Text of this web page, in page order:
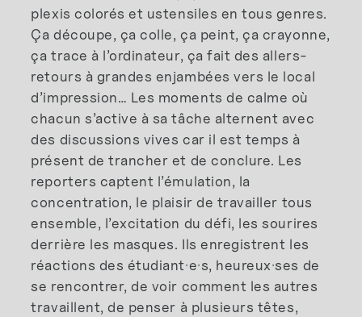
plexis colorés et ustensiles en tous genres.
Ça découpe, ça colle, ça peint, ça crayonne,
ça trace à l’ordinateur, ça fait des allers-
retours à grandes enjambées vers le local
d’impression… Les moments de calme où
chacun s’active à sa tâche alternent avec
des discussions vives car il est temps à
présent de trancher et de conclure. Les
reporters captent l’émulation, la
concentration, le plaisir de travailler tous
ensemble, l’excitation du défi, les sourires
derrière les masques. Ils enregistrent les
réactions des étudiant·e·s, heureux·ses de
se rencontrer, de voir comment les autres
travaillent, de penser à plusieurs têtes,